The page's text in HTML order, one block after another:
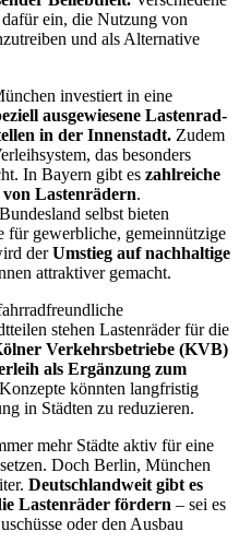
ein, die Nutzung von
und als Alternative
investiert in eine
ausgewiesene Lastenrad-
in der Innenstadt. Zudem
das besonders
In Bayern gibt es zahlreiche
Lastenrädern.
selbst bieten
für gewerbliche, gemeinnützige
derUmstieg auf nachhaltige
attraktiver gemacht.
stehen Lastenräder für die
Verkehrsbetriebe (KVB)
als Ergänzung zum
könnten langfristig
in Städten zu reduzieren.
mehr Städte aktiv für eine
Doch Berlin, München
Deutschlandweit gibt es
Lastenräder fördern – sei es
oder den Ausbau